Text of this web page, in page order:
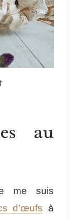
au
me suis
d’œufs à